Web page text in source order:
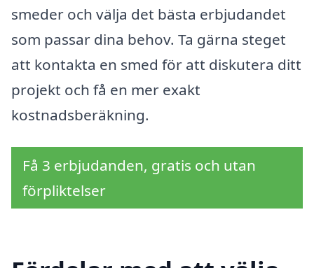
smeder och välja det bästa erbjudandet
som passar dina behov. Ta gärna steget
att kontakta en smed för att diskutera ditt
projekt och få en mer exakt
kostnadsberäkning.
Få 3 erbjudanden, gratis och utan
förpliktelser